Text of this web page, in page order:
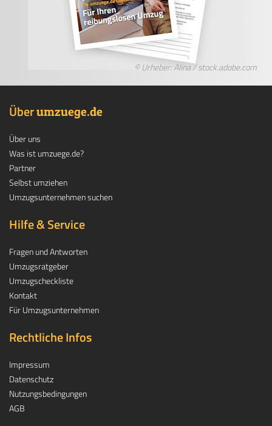
© Urheber: Alina / stock.adobe.com
Überumzuege.de
Über uns
Was ist umzuege.de?
Partner
Selbst umziehen
Umzugsunternehmen suchen
Hilfe & Service
Fragen und Antworten
Umzugsratgeber
Umzugscheckliste
Kontakt
Für Umzugsunternehmen
Rechtliche Infos
Impressum
Datenschutz
Nutzungsbedingungen
AGB